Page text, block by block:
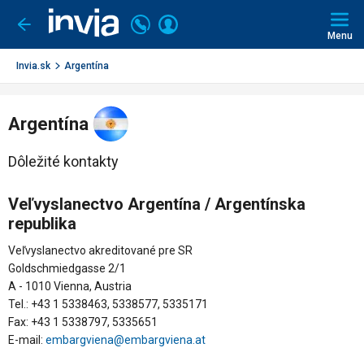
Ísť
späť
Volajte
+421
2
Prihlásiť
Menu
Invia.sk Argentína
Argentína
Dôležité kontakty
Veľvyslanectvo Argentína / Argentínska
republika
Veľvyslanectvo akreditované pre SR
Goldschmiedgasse 2/1
A - 1010 Vienna, Austria
Tel.: +43 1 5338463, 5338577, 5335171
Fax: +43 1 5338797, 5335651
E-mail: embargviena@embargviena.at